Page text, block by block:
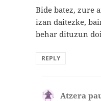
Bide batez, zure
izan daitezke,
behar dituzun
REPLY
Atzera